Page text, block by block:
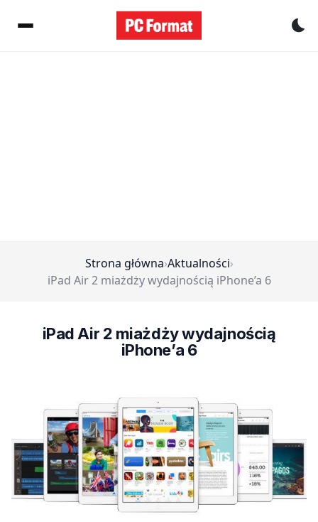
Strona główna›Aktualności›
iPad Air 2 miażdży wydajnością iPhone’a 6
iPad Air 2 miażdży wydajnością
iPhone’a 6